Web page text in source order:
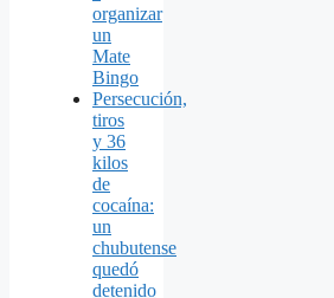
organizar
un
Mate
Bingo
Persecución,
tiros
y 36
kilos
de
cocaína:
un
chubutense
quedó
detenido